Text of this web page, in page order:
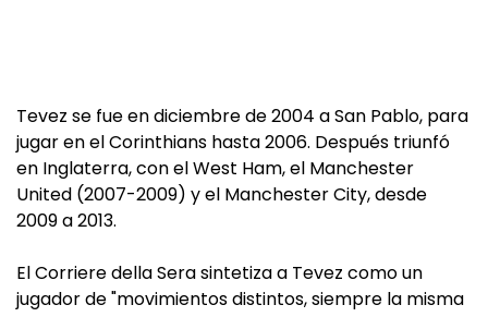
Tevez se fue en diciembre de 2004 a San Pablo, para
jugar en el Corinthians hasta 2006. Después triunfó
en Inglaterra, con el West Ham, el Manchester
United (2007-2009) y el Manchester City, desde
2009 a 2013.
El Corriere della Sera sintetiza a Tevez como un
jugador de "movimientos distintos, siempre la misma